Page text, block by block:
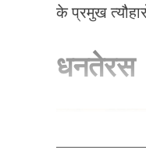
के प्रमुख
धनतेरस